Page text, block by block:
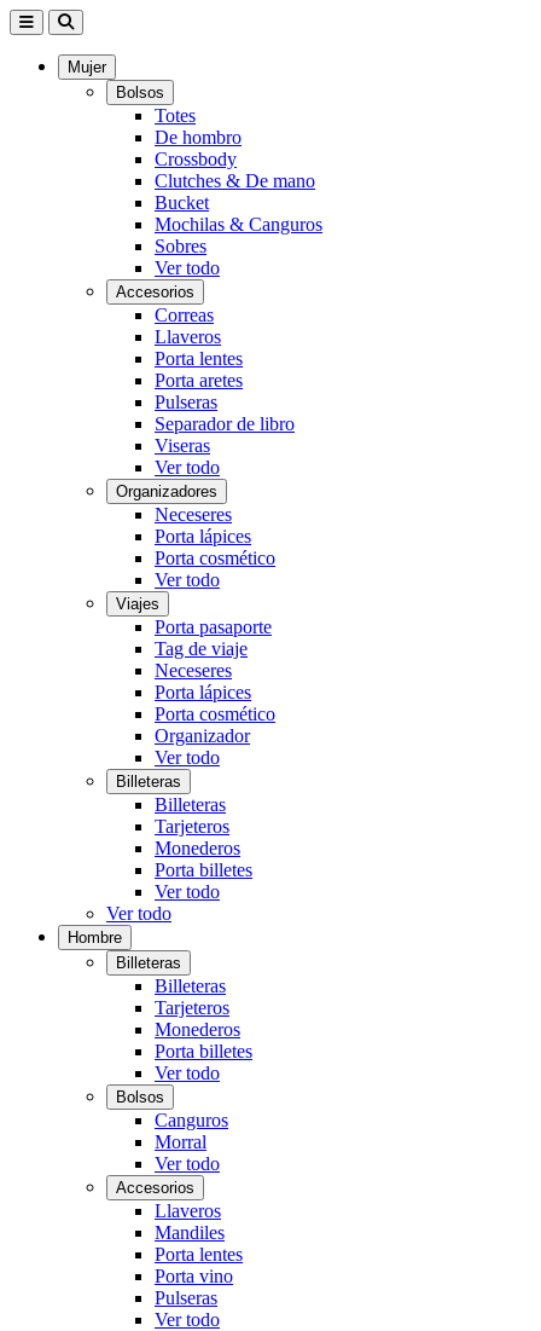
Mujer
Bolsos
Totes
De hombro
Crossbody
Clutches & De mano
Bucket
Mochilas & Canguros
Sobres
Ver todo
Accesorios
Correas
Llaveros
Porta lentes
Porta aretes
Pulseras
Separador de libro
Viseras
Ver todo
Organizadores
Neceseres
Porta lápices
Porta cosmético
Ver todo
Viajes
Porta pasaporte
Tag de viaje
Neceseres
Porta lápices
Porta cosmético
Organizador
Ver todo
Billeteras
Billeteras
Tarjeteros
Monederos
Porta billetes
Ver todo
Ver todo
Hombre
Billeteras
Billeteras
Tarjeteros
Monederos
Porta billetes
Ver todo
Bolsos
Canguros
Morral
Ver todo
Accesorios
Llaveros
Mandiles
Porta lentes
Porta vino
Pulseras
Ver todo